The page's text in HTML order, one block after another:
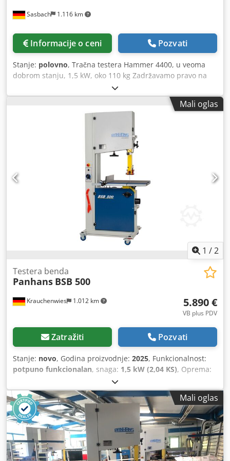
Sasbach 1.116 km
Informacije o ceni Pozvati
Stanje: polovno, Tračna testera Hammer 4400, u veoma
dobrom stanju, 1,5 kW, oko 110 kg Zadržavamo pravo na
promene cena, kao i na moguće greške, štamparske i
slovne greške. Csdpfjx H Ud Rjx Ahijrf
Mali oglas
1 /2
Krauchenwies 1.012 km
Testera benda
Panhans BSB 500
5.890 €
VB plus PDV
Zatražiti Pozvati
Stanje: novo, Godina proizvodnje: 2025, Funkcionalnost:
potpuno funkcionalan, snaga: 1,5 kW (2,04 KS), Oprema:
, SPECIFIKACIJE Prečnik točka 500 mm
Brzina kaiša 1300 m/min Visina sečenja 330 mm Širina
sečenja 480 mm Dužina sečiva max. 4140 mm Širina sečiva
testere min. / max. 15 mm / 25 mm Opcionalno za
specijalne prelive Širina sečiva testere min. / max. 6 mm /
20 mm Veličina stola 670 x 495 mm Visina stola 900 mm
Usisna reznica 2 x Ø 100 mm Colour RAL 7035 Light Grey
and RAL 5000 Violet Blue Neto težina oko 210 kg TEHNIČKI
Mali oglas